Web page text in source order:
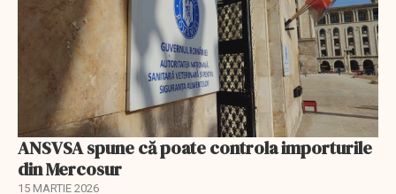
ANSVSA spune că poate controla importurile
din Mercosur
15 MARTIE 2026